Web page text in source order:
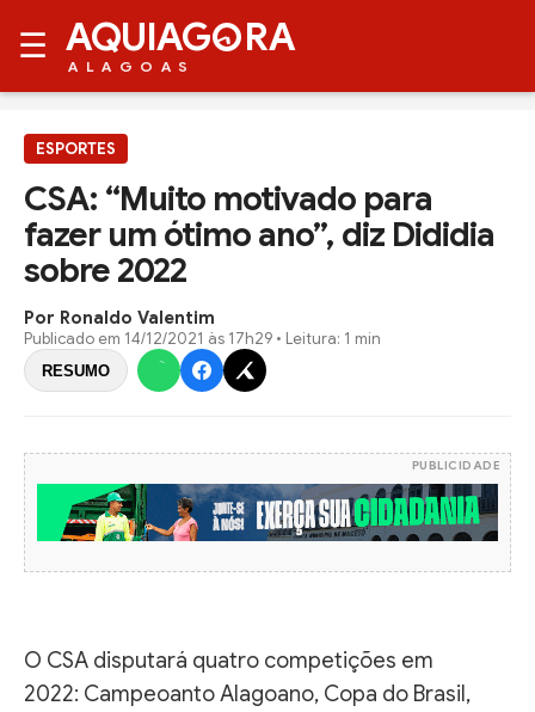
☰ AQUIAG RA
ALAGOAS
ESPORTES
CSA: “Muito motivado para
fazer um ótimo ano”, diz Dididia
sobre 2022
Por Ronaldo Valentim
Publicado em 14/12/2021 às 17h29 • Leitura: 1 min
RESUMO
PUBLICIDADE
O CSA disputará quatro competições em
2022: Campeoanto Alagoano, Copa do Brasil,